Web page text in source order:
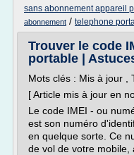
sans abonnement appareil
abonnement / telephone
Trouver le code
portable |
Mots clés : Mis à jour ,
[ Article mis à jour en
Le code IMEI - ou
est son numéro
en quelque sorte. Ce
de vol de votre mobile,